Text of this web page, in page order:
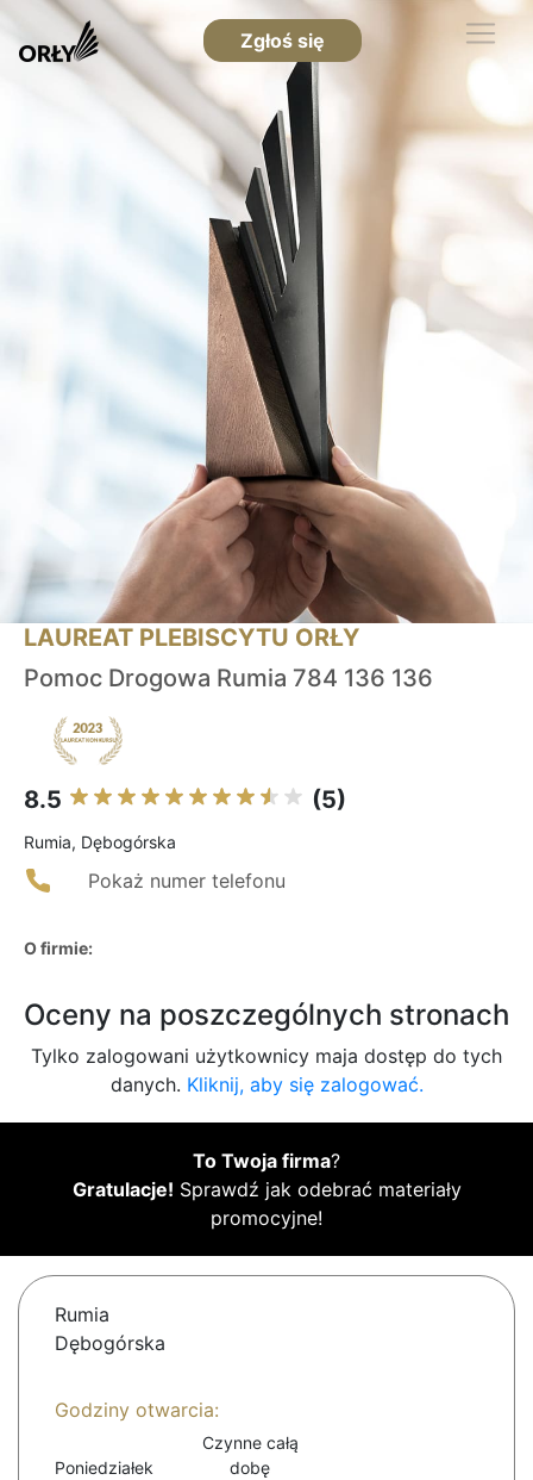
Zgłoś się
LAUREAT PLEBISCYTU ORŁY
Pomoc Drogowa Rumia 784 136 136
8.5 (5)
Rumia, Dębogórska
Pokaż numer telefonu
O firmie:
Oceny na poszczególnych stronach
Tylko zalogowani użytkownicy maja dostęp do tych
danych. Kliknij, aby się zalogować.
To Twoja firma?
Gratulacje! Sprawdź jak odebrać materiały
promocyjne!
Rumia
Dębogórska
Godziny otwarcia:
Poniedziałek
Czynne całą
dobę